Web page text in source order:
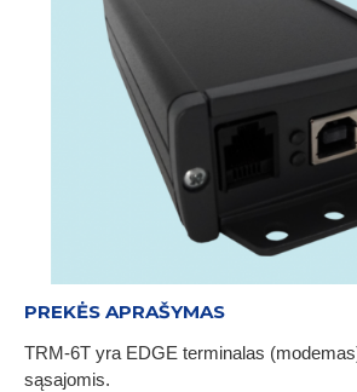
PREKĖS APRAŠYMAS
TRM-6T yra EDGE terminalas
sąsajomis.